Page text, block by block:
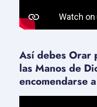
Así debes Orar
las Manos de
encomendarse